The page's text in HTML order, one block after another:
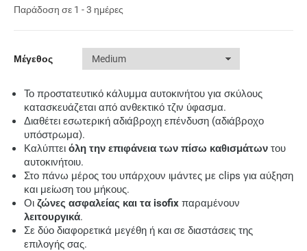
Παράδοση σε 1 - 3 ημέρες
Μέγεθος
Το προστατευτικό κάλυμμα αυτοκινήτου για σκύλους
κατασκευάζεται από ανθεκτικό τζιν ύφασμα.
Διαθέτει εσωτερική αδιάβροχη επένδυση (αδιάβροχο
υπόστρωμα).
Καλύπτει όλη την επιφάνεια των πίσω καθισμάτων του
αυτοκινήτοιυ.
Στο πάνω μέρος του υπάρχουν ιμάντες με clips για αύξηση
και μείωση του μήκους.
Οι ζώνες ασφαλείας και τα isofix παραμένουν
λειτουργικά.
Σε δύο διαφορετικά μεγέθη ή και σε διαστάσεις της
επιλογής σας.